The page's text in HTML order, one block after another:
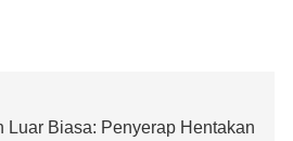
Luar Biasa: Penyerap Hentakan